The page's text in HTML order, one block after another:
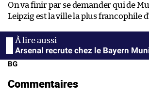
On va finir par se demander qui de
Leipzig est la ville la plus francophile
Arsenal recrute chez le Bayern
BG
Commentaires